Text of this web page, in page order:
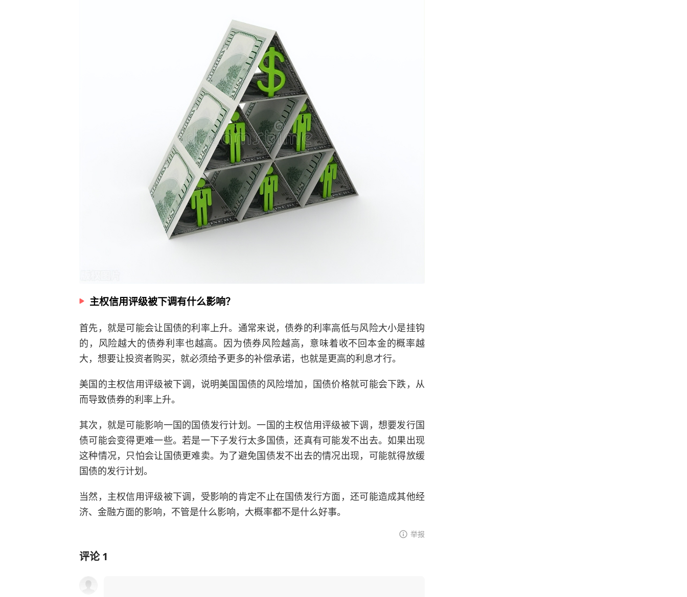
主权信用评级被下调有什么影响？
首先，就是可能会让国债的利率上升。通常来说，债券的利率高低与风险大小是挂钩
的，风险越大的债券利率也越高。因为债券风险越高，意味着收不回本金的概率越
大，想要让投资者购买，就必须给予更多的补偿承诺，也就是更高的利息才行。
美国的主权信用评级被下调，说明美国国债的风险增加，国债价格就可能会下跌，从
而导致债券的利率上升。
其次，就是可能影响一国的国债发行计划。一国的主权信用评级被下调，想要发行国
债可能会变得更难一些。若是一下子发行太多国债，还真有可能发不出去。如果出现
这种情况，只怕会让国债更难卖。为了避免国债发不出去的情况出现，可能就得放缓
国债的发行计划。
当然，主权信用评级被下调，受影响的肯定不止在国债发行方面，还可能造成其他经
济、金融方面的影响，不管是什么影响，大概率都不是什么好事。
举报
评论1